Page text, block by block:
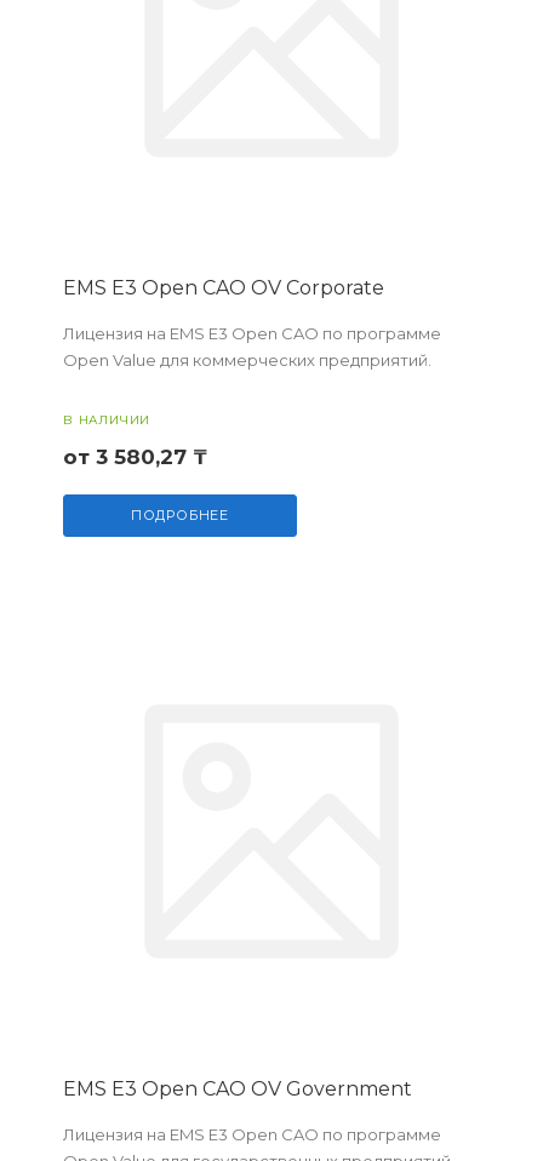
EMS E3 Open CAO OV Corporate
Лицензия на EMS E3 Open CAO по программе
Open Value для коммерческих предприятий.
В НАЛИЧИИ
от 3 580,27 ₸
ПОДРОБНЕЕ
EMS E3 Open CAO OV Government
Лицензия на EMS E3 Open CAO по программе